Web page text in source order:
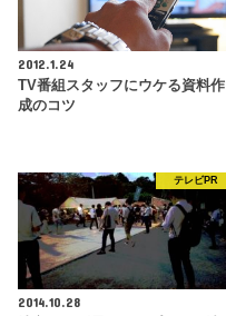
2012.1.24
TV番組スタッフにウケる資料作
成のコツ
テレビPR
2014.10.28